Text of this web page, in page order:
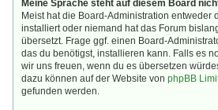
Meine Sprache steht auf diesem Board
Meist hat die Board-Administration entweder
installiert oder niemand hat das Forum
übersetzt. Frage ggf. einen Board-
das du benötigst, installieren kann. Falls es
wir uns freuen, wenn du es übersetzen
dazu können auf der Website von phpBB
gefunden werden.